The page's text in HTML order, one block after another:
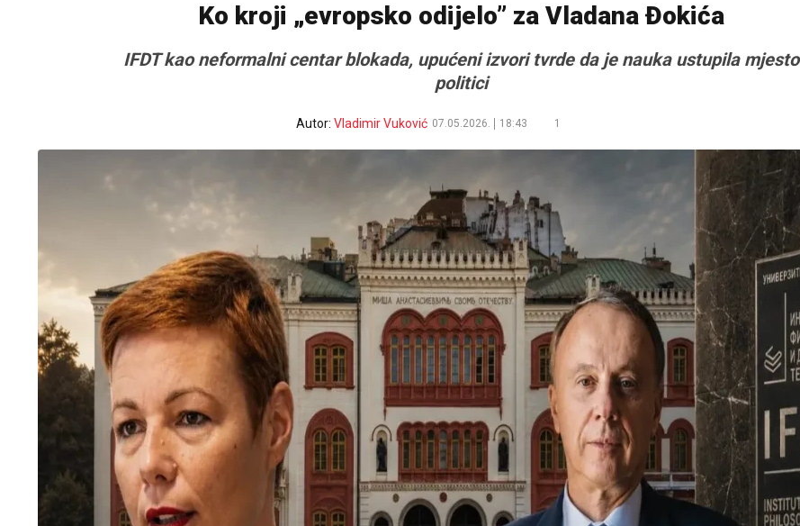
Ko kroji „evropsko odijelo” za Vladana Đokića
IFDT kao neformalni centar blokada, upućeni izvori tvrde da je nauka ustupila mjesto
politici
Autor: Vladimir Vuković 07.05.2026. 18:43 1